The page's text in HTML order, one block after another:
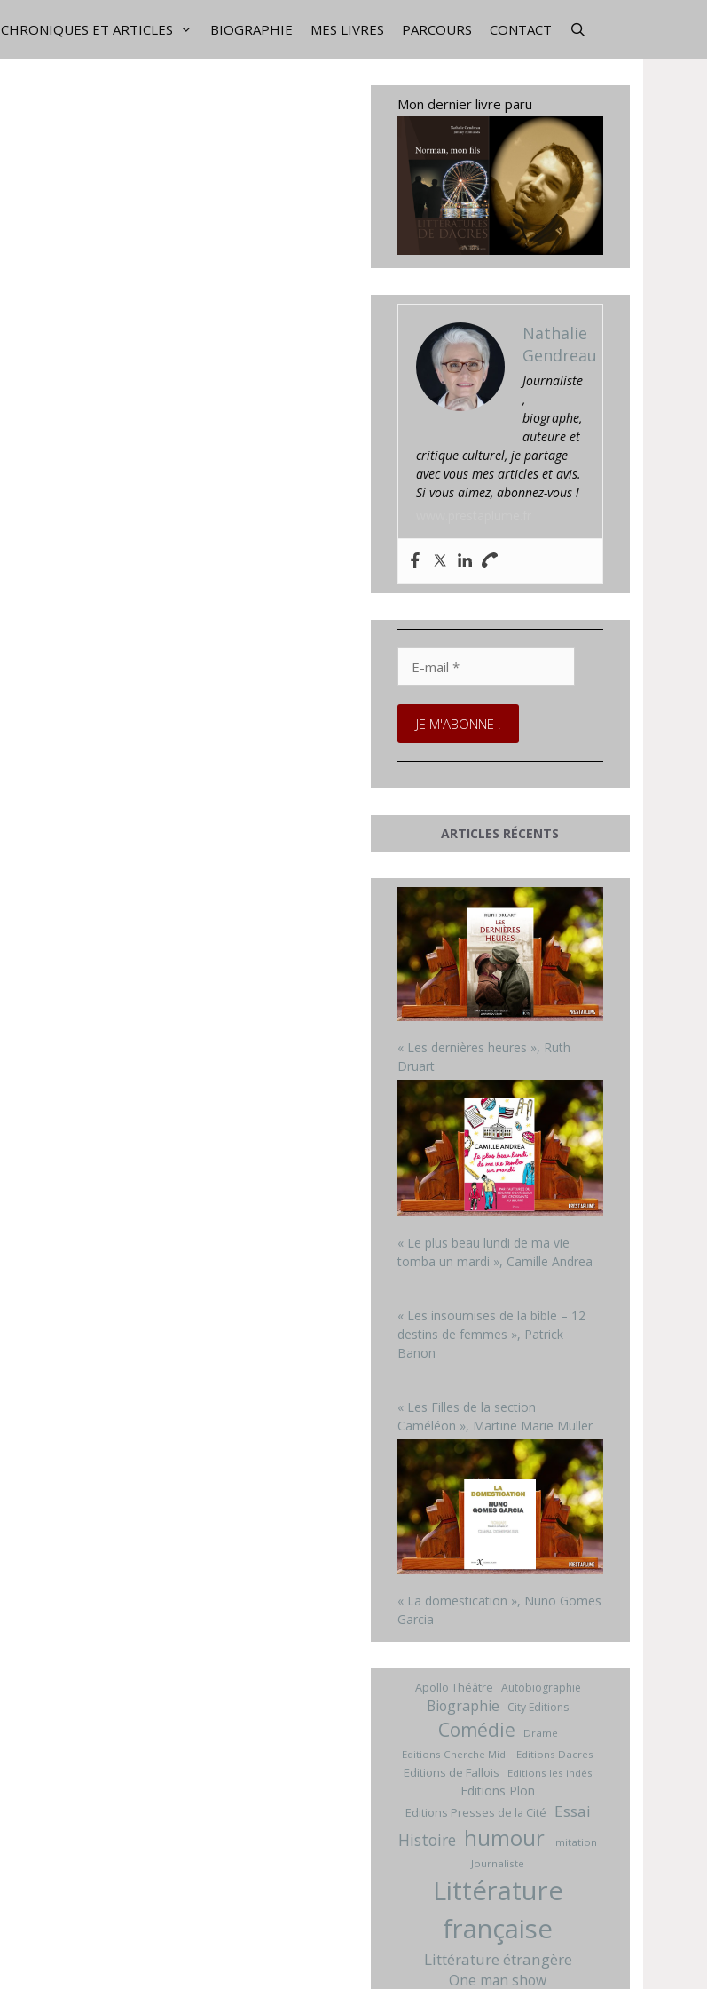
CHRONIQUES ET ARTICLES BIOGRAPHIE MES LIVRES PARCOURS CONTACT
Mon dernier livre paru
Nathalie
Gendreau
Journaliste
,
biographe,
auteure et
critique culturel, je partage
avec vous mes articles et avis.
Si vous aimez, abonnez-vous !
mail
*
ARTICLES RÉCENTS
« Les dernières heures », Ruth
Druart
« Le plus beau lundi de ma vie
tomba un mardi », Camille Andrea
« Les insoumises de la bible – 12
destins de femmes », Patrick
Banon
« Les Filles de la section
Caméléon », Martine Marie Muller
« La domestication », Nuno Gomes
Garcia
Apollo Théâtre Autobiographie
Biographie City Editions
Comédie
Drame
Editions Cherche Midi
Editions Dacres
Editions de Fallois Editions les indés
Editions Plon
Editions Presses de la Cité Essai
Histoire humour
Imitation
Journaliste
Littérature
française
Littérature étrangère
One man show